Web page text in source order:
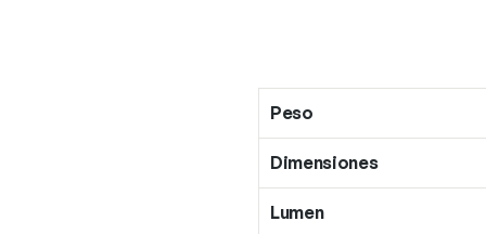
Peso
Dimensiones
Lumen